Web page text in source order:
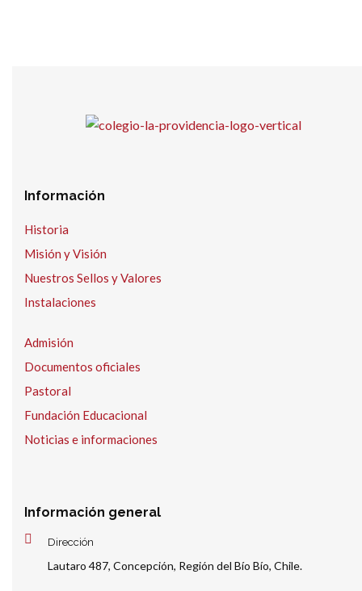
Información
Historia
Misión y Visión
Nuestros Sellos y Valores
Instalaciones
Admisión
Documentos oficiales
Pastoral
Fundación Educacional
Noticias e informaciones
Información general
Dirección
Lautaro 487, Concepción, Región del Bío Bío, Chile.